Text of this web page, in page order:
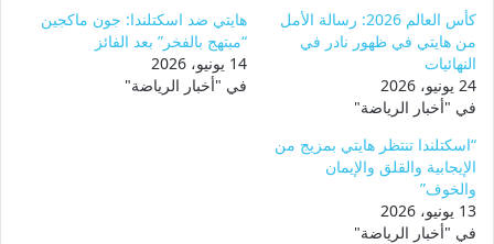
كأس العالم 2026: رسالة الأمل
من هايتي في ظهور نادر في
النهائيات
24 يونيو، 2026
في "أخبار الرياضة"
هايتي ضد اسكتلندا: جون ماكجين
“مبتهج بالفخر” بعد الفائز
14 يونيو، 2026
في "أخبار الرياضة"
“اسكتلندا تنتظر هايتي بمزيج من
الإيجابية والقلق والإيمان
والخوف”
13 يونيو، 2026
في "أخبار الرياضة"